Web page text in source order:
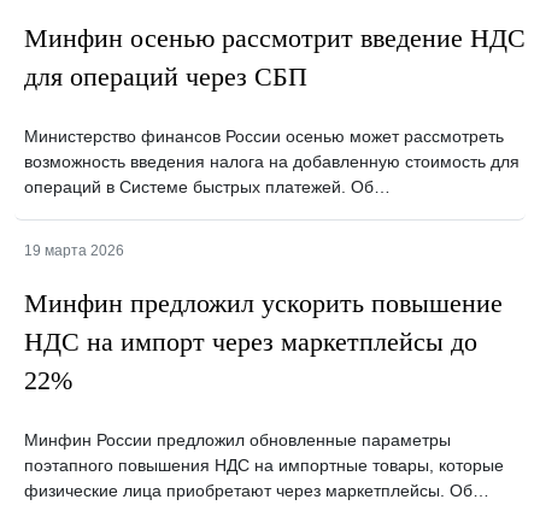
Минфин осенью рассмотрит введение НДС
для операций через СБП
Министерство финансов России осенью может рассмотреть
возможность введения налога на добавленную стоимость для
операций в Системе быстрых платежей. Об…
19 марта 2026
Минфин предложил ускорить повышение
НДС на импорт через маркетплейсы до
22%
Минфин России предложил обновленные параметры
поэтапного повышения НДС на импортные товары, которые
физические лица приобретают через маркетплейсы. Об…